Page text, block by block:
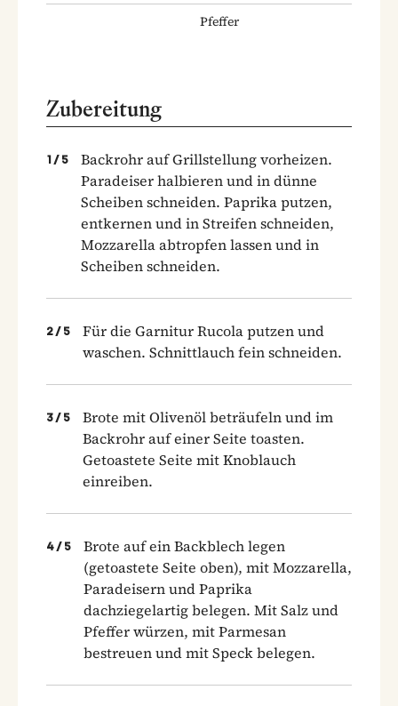
Pfeffer
Zubereitung
1 / 5
Backrohr auf Grillstellung vorheizen.
Paradeiser halbieren und in dünne
Scheiben schneiden. Paprika putzen,
entkernen und in Streifen schneiden,
Mozzarella abtropfen lassen und in
Scheiben schneiden.
2 / 5
Für die Garnitur Rucola putzen und
waschen. Schnittlauch fein schneiden.
3 / 5
Brote mit Olivenöl beträufeln und im
Backrohr auf einer Seite toasten.
Getoastete Seite mit Knoblauch
einreiben.
4 / 5
Brote auf ein Backblech legen
(getoastete Seite oben), mit Mozzarella,
Paradeisern und Paprika
dachziegelartig belegen. Mit Salz und
Pfeffer würzen, mit Parmesan
bestreuen und mit Speck belegen.